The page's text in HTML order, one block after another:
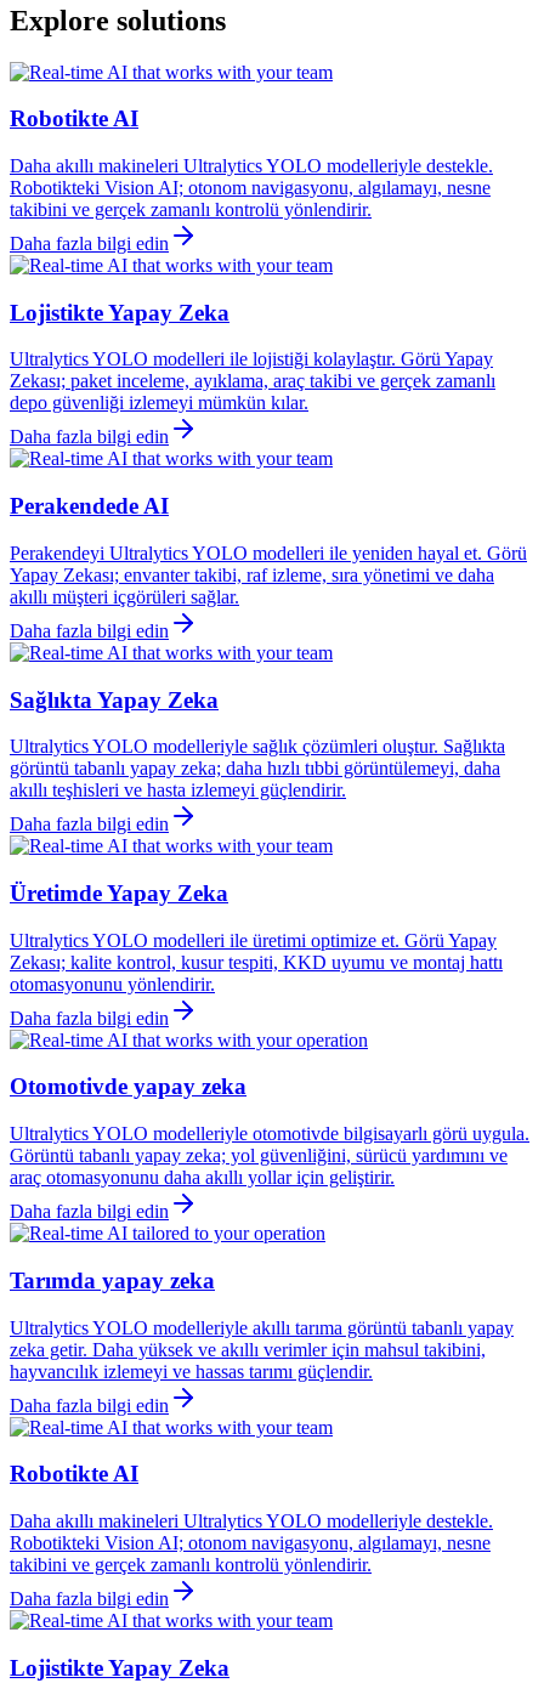
Explore solutions
Robotikte AI
Daha akıllı makineleri Ultralytics YOLO modelleriyle destekle.
Robotikteki Vision AI; otonom navigasyonu, algılamayı, nesne
takibini ve gerçek zamanlı kontrolü yönlendirir.
Daha fazla bilgi edin
Lojistikte Yapay Zeka
Ultralytics YOLO modelleri ile lojistiği kolaylaştır. Görü Yapay
Zekası; paket inceleme, ayıklama, araç takibi ve gerçek zamanlı
depo güvenliği izlemeyi mümkün kılar.
Daha fazla bilgi edin
Perakendede AI
Perakendeyi Ultralytics YOLO modelleri ile yeniden hayal et. Görü
Yapay Zekası; envanter takibi, raf izleme, sıra yönetimi ve daha
akıllı müşteri içgörüleri sağlar.
Daha fazla bilgi edin
Sağlıkta Yapay Zeka
Ultralytics YOLO modelleriyle sağlık çözümleri oluştur. Sağlıkta
görüntü tabanlı yapay zeka; daha hızlı tıbbi görüntülemeyi, daha
akıllı teşhisleri ve hasta izlemeyi güçlendirir.
Daha fazla bilgi edin
Üretimde Yapay Zeka
Ultralytics YOLO modelleri ile üretimi optimize et. Görü Yapay
Zekası; kalite kontrol, kusur tespiti, KKD uyumu ve montaj hattı
otomasyonunu yönlendirir.
Daha fazla bilgi edin
Otomotivde yapay zeka
Ultralytics YOLO modelleriyle otomotivde bilgisayarlı görü uygula.
Görüntü tabanlı yapay zeka; yol güvenliğini, sürücü yardımını ve
araç otomasyonunu daha akıllı yollar için geliştirir.
Daha fazla bilgi edin
Tarımda yapay zeka
Ultralytics YOLO modelleriyle akıllı tarıma görüntü tabanlı yapay
zeka getir. Daha yüksek ve akıllı verimler için mahsul takibini,
hayvancılık izlemeyi ve hassas tarımı güçlendir.
Daha fazla bilgi edin
Robotikte AI
Daha akıllı makineleri Ultralytics YOLO modelleriyle destekle.
Robotikteki Vision AI; otonom navigasyonu, algılamayı, nesne
takibini ve gerçek zamanlı kontrolü yönlendirir.
Daha fazla bilgi edin
Lojistikte Yapay Zeka